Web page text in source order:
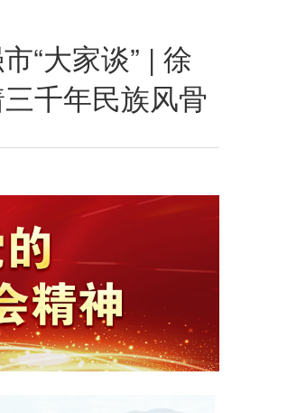
“大家谈” | 徐
千年民族风骨